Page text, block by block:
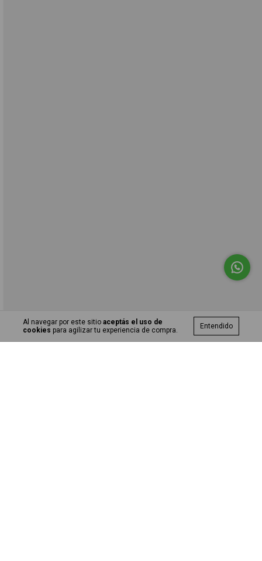
Al navegar por este sitio aceptás el uso de
cookies para agilizar tu experiencia de compra. Entendido